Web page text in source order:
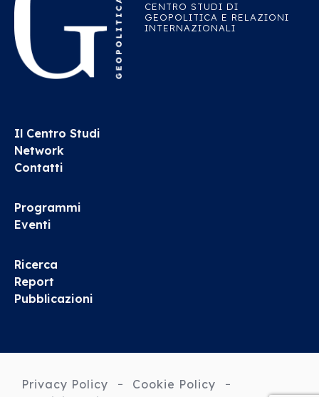
CENTRO STUDI DI
GEOPOLITICA E RELAZIONI
INTERNAZIONALI
Il Centro Studi
Network
Contatti
Programmi
Eventi
Ricerca
Report
Pubblicazioni
Privacy Policy
Cookie Policy